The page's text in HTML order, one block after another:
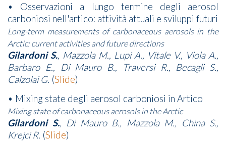
• Osservazioni a lungo termine degli aerosol
carboniosi nell'artico: attività attuali e sviluppi futuri
Long-term measurements of carbonaceous aerosols in the
Arctic: current activities and future directions
Gilardoni S., Mazzola M., Lupi A., Vitale V., Viola A.,
Barbaro E., Di Mauro B., Traversi R., Becagli S.,
Calzolai G. (Slide)
• Mixing state degli aerosol carboniosi in Artico
Mixing state of carbonaceous aerosols in the Arctic
Gilardoni S., Di Mauro B., Mazzola M., China S.,
Krejci R. (Slide)